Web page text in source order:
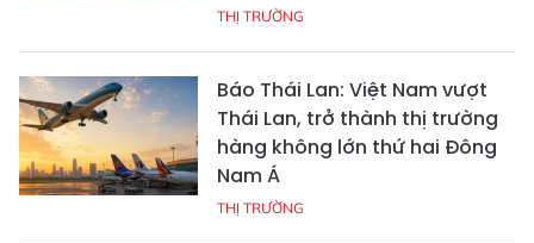
THỊ TRƯỜNG
Báo Thái Lan: Việt Nam vượt
Thái Lan, trở thành thị trường
hàng không lớn thứ hai Đông
Nam Á
THỊ TRƯỜNG